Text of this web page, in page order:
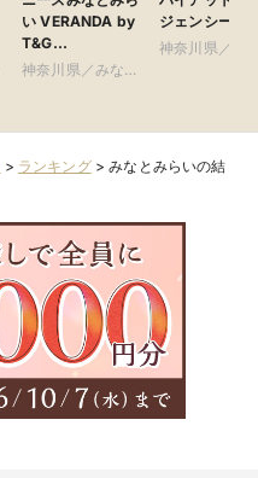
い VERANDA by
T&G
WEDDING(旧 ベ
神奈川県／みなと
内
ジェンシー横
神奈川県／み
> ランキング>みなとみらいの結